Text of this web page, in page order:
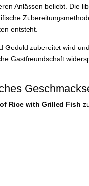
Anlässen beliebt. Die
entsteht.
Geduld zubereitet wird
Gastfreundschaft
Rice with Grilled Fish